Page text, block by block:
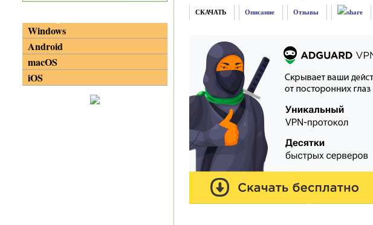
СКАЧАТЬ Описание Отзывы
Windows
Android
macOS
iOS